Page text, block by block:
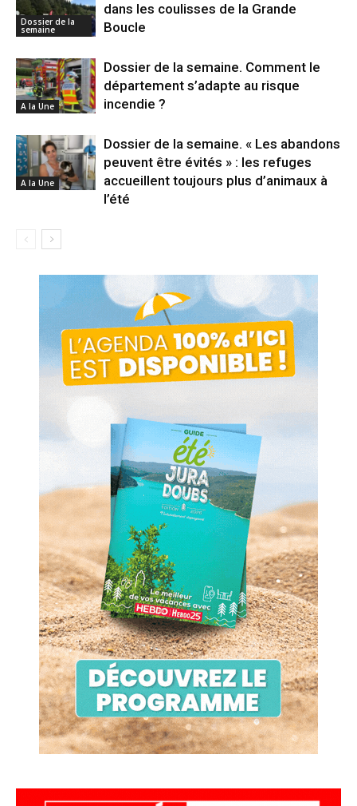
Dossier de la
semaine
dans les coulisses de la Grande
Boucle
A la Une
Dossier de la semaine. Comment le
département s’adapte au risque
incendie ?
A la Une
Dossier de la semaine. « Les abandons
peuvent être évités » : les refuges
accueillent toujours plus d’animaux à
l’été